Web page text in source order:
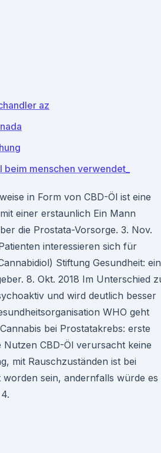
az
beim menschen verwendet_
in Form von CBD-Öl ist eine
einer erstaunlich Ein Mann
die Prostata-Vorsorge. 3. Nov.
interessieren sich für
Stiftung Gesundheit: ein
8. Okt. 2018 Im Unterschied
und wird deutlich besser
WHO geht
bei Prostatakrebs: erste
Nutzen CBD-Öl verursacht keine
mit Rauschzuständen ist bei
sein, andernfalls würde es